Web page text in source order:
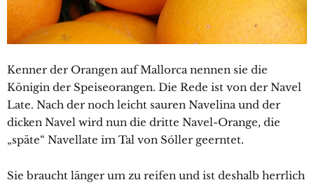
Kenner der Orangen auf Mallorca nennen sie die
Königin der Speiseorangen. Die Rede ist von der Navel
Late. Nach der noch leicht sauren Navelina und der
dicken Navel wird nun die dritte Navel-Orange, die
„späte“ Navellate im Tal von Sóller geerntet.
Sie braucht länger um zu reifen und ist deshalb herrlich